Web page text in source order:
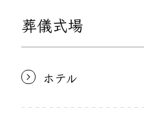
葬儀式場
ホテル